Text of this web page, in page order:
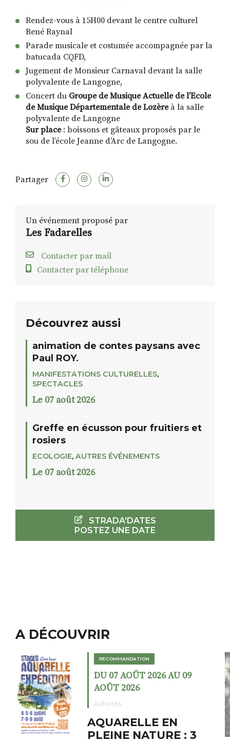
Rendez-vous à 15H00 devant le centre culturel
René Raynal
Parade musicale et costumée accompagnée par la
batucada CQFD,
Jugement de Monsieur Carnaval devant la salle
polyvalente de Langogne,
Concert du Groupe de Musique Actuelle de l’Ecole
de Musique Départementale de Lozèreà la salle
polyvalente de Langogne
Sur place : boissons et gâteaux proposés par le
sou de l’école Jeanne d’Arc de Langogne.
Partager
Un événement proposé par
Les Fadarelles
Contacter par mail
Contacter par téléphone
Découvrez aussi
animation de contes paysans avec
Paul ROY.
MANIFESTATIONS CULTURELLES,
SPECTACLES
Le 07 août 2026
Greffe en écusson pour fruitiers et
rosiers
ECOLOGIE, AUTRES ÉVÉNEMENTS
Le 07 août 2026
STRADA'DATES
POSTEZ UNE DATE
A DÉCOUVRIR
RECOMMANDATION
DU 02 AOÛT 2026 AU 23
AOÛT 2026
Expositions
Cochon charbon au
fumoir